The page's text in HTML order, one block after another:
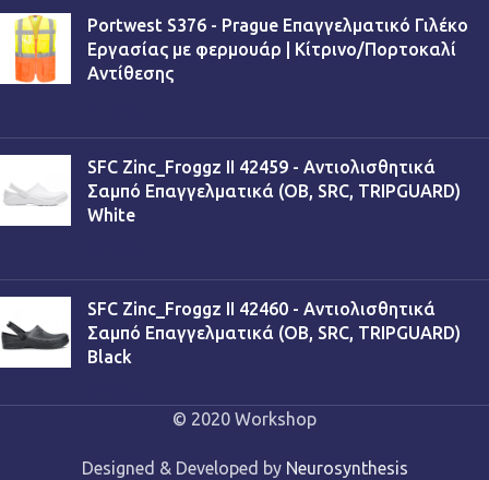
Portwest S376 - Prague Επαγγελματικό Γιλέκο
Εργασίας με φερμουάρ | Κίτρινο/Πορτοκαλί
Αντίθεσης
SFC Zinc_Froggz II 42459 - Αντιολισθητικά
Σαμπό Επαγγελματικά (OB, SRC, TRIPGUARD)
White
SFC Zinc_Froggz II 42460 - Αντιολισθητικά
Σαμπό Επαγγελματικά (OB, SRC, TRIPGUARD)
Black
© 2020 Workshop
Designed & Developed by Neurosynthesis